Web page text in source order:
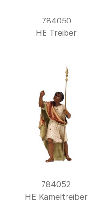
784050
HE Treiber
784052
HE Kameltreiber